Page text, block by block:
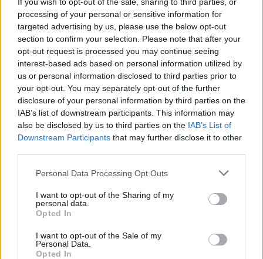
processing of your personal or sensitive information for
targeted advertising by us, please use the below opt-out
section to confirm your selection. Please note that after your
opt-out request is processed you may continue seeing
interest-based ads based on personal information utilized by
us or personal information disclosed to third parties prior to
your opt-out. You may separately opt-out of the further
disclosure of your personal information by third parties on the
IAB’s list of downstream participants. This information may
also be disclosed by us to third parties on the IAB’s List of
Downstream Participants that may further disclose it to other
Personal Data Processing Opt Outs
I want to opt-out of the Sharing of my
personal data.
Opted In
I want to opt-out of the Sale of my
Personal Data.
Opted In
Gli azzurri proseguono gli allenamenti in
vista del prossimo match, sabato alle 18:00,
contro il Torino. Nella seduta pomeridiana il
gruppo ha svolto un lavoro tecnico-tattico.
Sono rientrati tutti i calciatori impegnati con
le rispettive nazionali.